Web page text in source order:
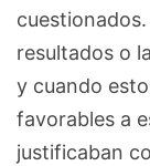
resultados o
y cuando
favorables a
justificaban